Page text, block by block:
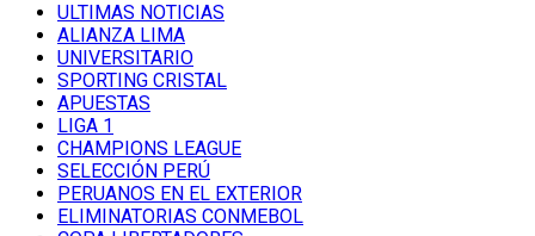
ULTIMAS NOTICIAS
ALIANZA LIMA
UNIVERSITARIO
SPORTING CRISTAL
APUESTAS
LIGA 1
CHAMPIONS LEAGUE
SELECCIÓN PERÚ
PERUANOS EN EL EXTERIOR
ELIMINATORIAS CONMEBOL